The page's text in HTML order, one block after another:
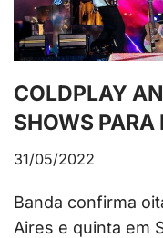
COLDPLAY
SHOWS PARA
31/05/2022
Banda confirma
Aires e quinta em